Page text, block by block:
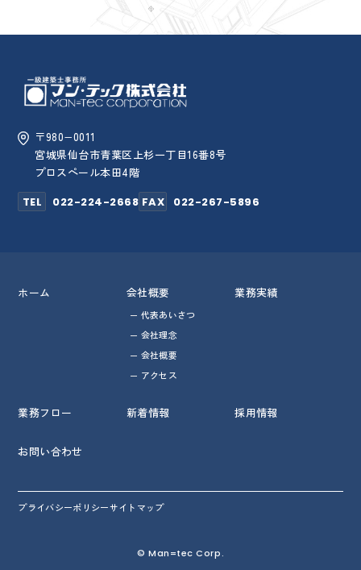
〒980−0011
宮城県仙台市青葉区上杉一丁目16番8号
プロスペール本田4階
TEL
022-224-2668 FAX 022-267-5896
ホーム 会社概要
代表あいさつ
会社理念
会社概要
アクセス
業務実績
業務フロー 新着情報 採用情報
お問い合わせ
プライバシーポリシーサイトマップ
© Man=tec Corp.